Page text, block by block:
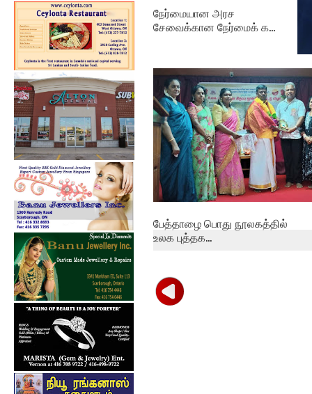
நேர்மையான அரச
சேவைக்கான நேர்மைக் க...
பேத்தாழை பொது நூலகத்தில்
உலக புத்தக...